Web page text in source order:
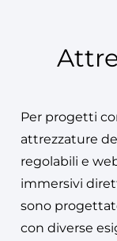
Per progetti
attrezzature
regolabili e
immersivi
sono
con diverse